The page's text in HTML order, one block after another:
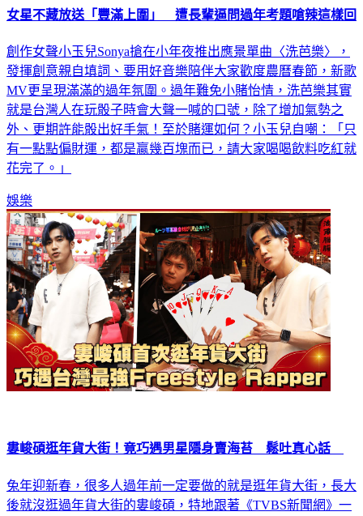
女星不藏放送「豐滿上圍」 遭長輩逼問過年考題嗆辣這樣回
創作女聲小玉兒Sonya搶在小年夜推出應景單曲〈洗芭樂〉，
發揮創意親自填詞、要用好音樂陪伴大家歡度農曆春節，新歌
MV更呈現滿滿的過年氛圍。過年難免小賭怡情，洗芭樂其實
就是台灣人在玩骰子時會大聲一喊的口號，除了增加氣勢之
外、更期許能骰出好手氣！至於賭運如何？小玉兒自嘲：「只
有一點點偏財運，都是贏幾百塊而已，請大家喝喝飲料吃紅就
花完了。」
娛樂
婁峻碩逛年貨大街！竟巧遇男星隱身賣海苔 鬆吐真心話
兔年迎新春，很多人過年前一定要做的就是逛年貨大街，長大
後就沒逛過年貨大街的婁峻碩，特地跟著《TVBS新聞網》一